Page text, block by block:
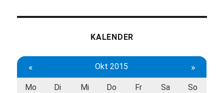
KALENDER
« Okt 2015 »
Mo Di Mi Do Fr Sa So